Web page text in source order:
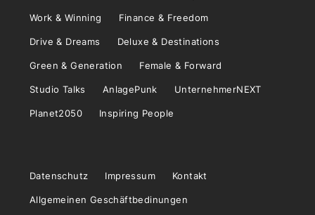
Work & Winning Finance & Freedom
Drive & Dreams Deluxe & Destinations
Green & Generation Female & Forward
Studio Talks AnlagePunk UnternehmerNEXT
Planet2050 Inspiring People
Datenschutz Impressum Kontakt
Allgemeinen Geschäftbedinungen